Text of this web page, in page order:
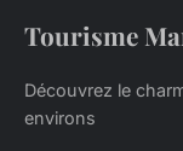
Tourisme
Découvrez le
environs